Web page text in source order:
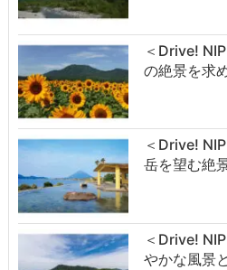
＜Drive!
の絶景を求
＜Drive!
岳を望む絶
＜Drive!
やかな風景